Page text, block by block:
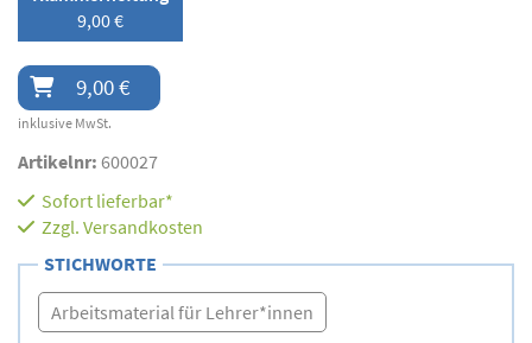
9,00 €
9,00 €
inklusive MwSt.
Artikelnr: 600027
Sofort lieferbar*
Zzgl. Versandkosten
STICHWORTE
Arbeitsmaterial für Lehrer*innen